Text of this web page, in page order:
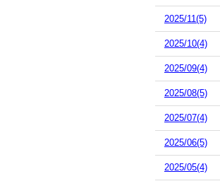
2025/11(5)
2025/10(4)
2025/09(4)
2025/08(5)
2025/07(4)
2025/06(5)
2025/05(4)